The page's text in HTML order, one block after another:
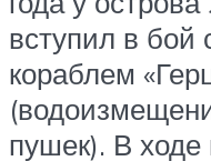
вступил в бой
кораблем
пушек). В ходе